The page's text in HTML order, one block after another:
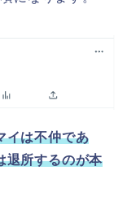
イは不仲であ
退所するのが本